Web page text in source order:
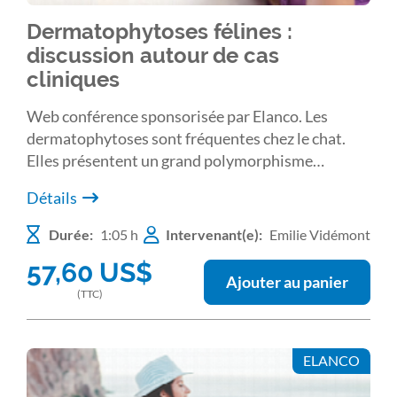
Dermatophytoses félines :
discussion autour de cas
cliniques
Web conférence sponsorisée par Elanco. Les
dermatophytoses sont fréquentes chez le chat.
Elles présentent un grand polymorphisme
difficiles à éradiquer. À travers plusieurs cas
cliniques, les différents aspects de cette
dermatose -signes cliniques, examens
complémentaires à mettre en œuvre, traitement-
seront abordés afin d’aider le clinicien à mieux s’y
retrouver.
Détails
Durée: 1:05 h Intervenant(e): Emilie Vidémont
57,60 US$
(TTC)
Ajouter au panier
ELANCO